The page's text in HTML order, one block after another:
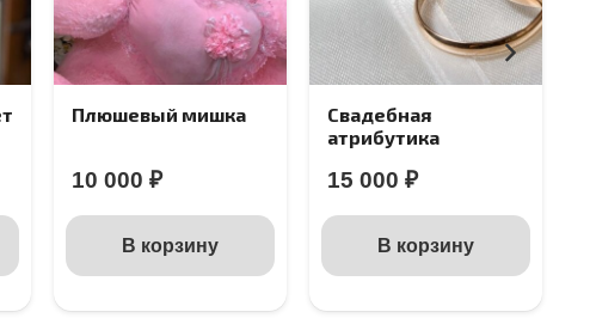
Свадебная
15 000₽
В корзину
Пламенный
тюльпан